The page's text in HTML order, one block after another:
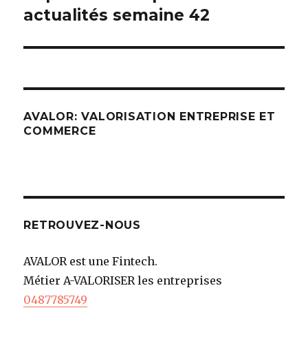
l’article
actualités semaine 42
AVALOR: VALORISATION ENTREPRISE ET
COMMERCE
RETROUVEZ-NOUS
AVALOR est une Fintech.
Métier A-VALORISER les entreprises
0487785749